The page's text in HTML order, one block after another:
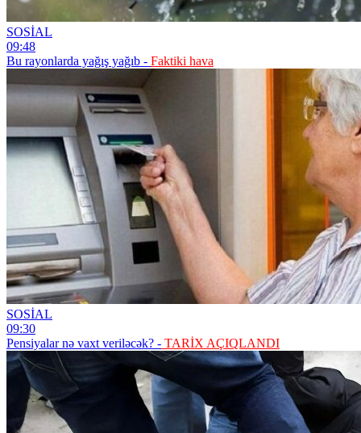
SOSİAL
09:48
Bu rayonlarda yağış yağıb - Faktiki hava
SOSİAL
09:30
Pensiyalar nə vaxt veriləcək? - TARİX AÇIQLANDI